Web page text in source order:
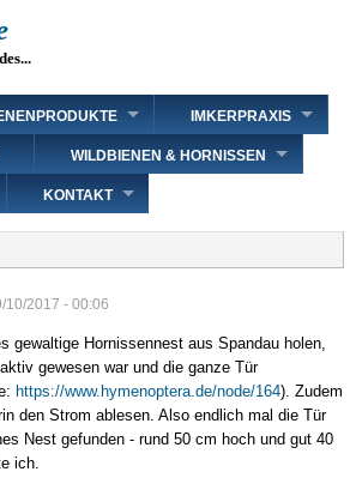
IMKERPRAXIS
WILDBIENEN & HORNISSEN
KONTAKT
10/2017 - 00:06
gewaltige Hornissennest aus Spandau holen,
gewesen war und die ganze Tür
https://www.hymenoptera.de/node/164). Zudem
den Strom ablesen. Also endlich mal die Tür
Nest gefunden - rund 50 cm hoch und gut 40
ich.